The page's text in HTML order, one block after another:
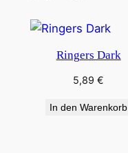
Ringers Dark
5,89€
In den Warenkorb